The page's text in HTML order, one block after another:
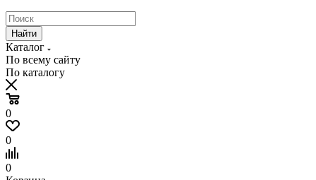
Найти
Каталог
По всему сайту
По каталогу
0
0
0